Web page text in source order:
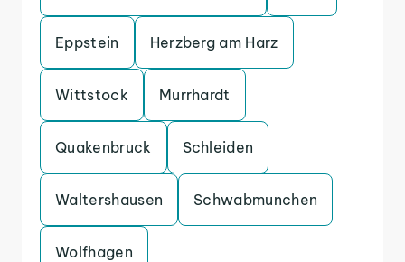
Eppstein Herzberg am Harz
Wittstock Murrhardt
Quakenbruck Schleiden
Waltershausen Schwabmunchen
Wolfhagen